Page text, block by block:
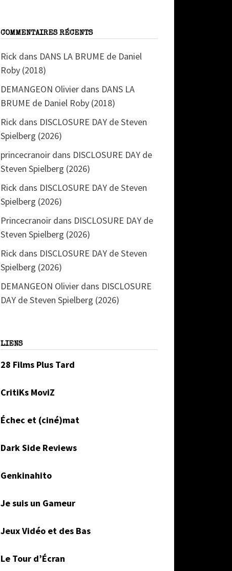
COMMENTAIRES RÉCENTS
Rick dans DANS LA BRUME de Daniel
Roby (2018)
DEMANGEON Olivier dans DANS LA
BRUME de Daniel Roby (2018)
Rick dans DISCLOSURE DAY de Steven
Spielberg (2026)
princecranoir dans DISCLOSURE DAY de
Steven Spielberg (2026)
Rick dans DISCLOSURE DAY de Steven
Spielberg (2026)
Princecranoir dans DISCLOSURE DAY de
Steven Spielberg (2026)
Rick dans DISCLOSURE DAY de Steven
Spielberg (2026)
DEMANGEON Olivier dans DISCLOSURE
DAY de Steven Spielberg (2026)
LIENS
28 Films Plus Tard
CritiKs MoviZ
Échec et (ciné)mat
Dark Side Reviews
Genkinahito
Je suis un Gameur
Jeux Vidéo et des Bas
Le Tour d’Écran